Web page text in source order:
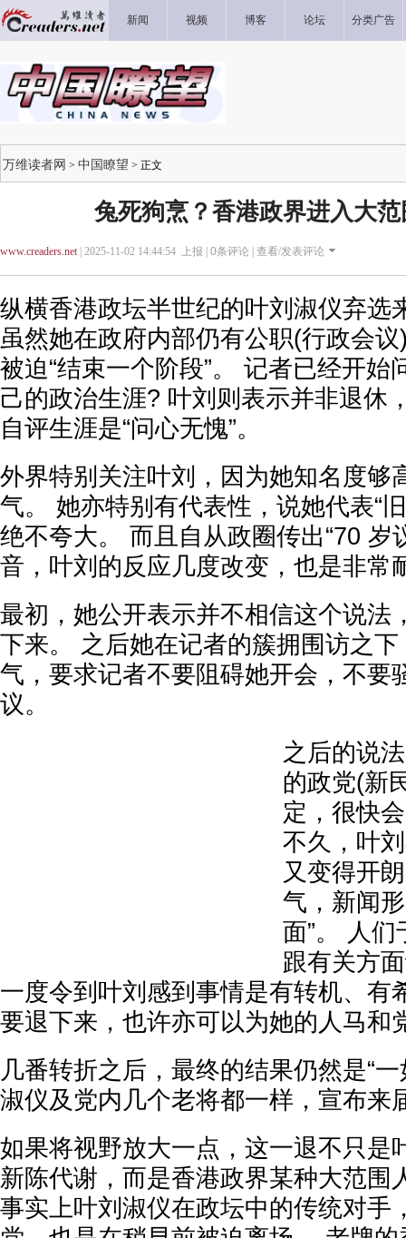
新闻 视频 博客 论坛 分类广告
万维读者网 > 中国瞭望 > 正文
兔死狗烹？香港政界进入大
www.creaders.net| 2025-11-02 14:44:54 上报 | 0条评论 | 查看/发表评论
纵横香港政坛半世纪的叶刘淑仪弃选
虽然她在政府内部仍有公职(行政会
被迫“结束一个阶段”。 记者已经开始
己的政治生涯? 叶刘则表示并非退休
自评生涯是“问心无愧”。
外界特别关注叶刘，因为她知名度够
气。 她亦特别有代表性，说她代表“
绝不夸大。 而且自从政圈传出“70 岁
音，叶刘的反应几度改变，也是非常
最初，她公开表示并不相信这个说法
下来。 之后她在记者的簇拥围访之
气，要求记者不要阻碍她开会，不要
议。
之后的说
的政党(新
定，很快
不久，叶
又变得开
气，新闻
面”。 人
跟有关方
一度令到叶刘感到事情是有转机、有
要退下来，也许亦可以为她的人马和
几番转折之后，最终的结果仍然是“
淑仪及党内几个老将都一样，宣布来
如果将视野放大一点，这一退不只是
新陈代谢，而是香港政界某种大范围
事实上叶刘淑仪在政坛中的传统对手